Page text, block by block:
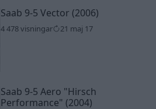
Saab 9-5 Vector (2006)
4 478 visningar 21 maj 17
Saab 9-5 Aero "Hirsch
Performance" (2004)